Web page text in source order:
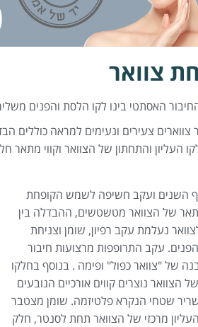
צוואר
האסתטי בינו לקו הלסת והפנים
צווארים צעירים ונעימים למראה כוללים
העליון והתחתון של הצוואר וקווי מתאר
השנים ועקב חשיפה לשמש הקופחת
של הצוואר מטשטשים, ההבדלה בין
נעלמת עקב רפיון, שומן וצניחת
עקב התרופפות מרצועות חיבור
של "צוואר כפול" ופימה . בנוסף בחלקו
הצוואר נוצרים קווים אורכיים הנובעים
שריר שטחי הנקרא פלטיזמה. שומן מצטבר
מרכזי של הצוואר תחת לסנטר, חלק